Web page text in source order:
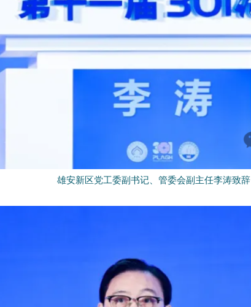
雄安新区党工委副书记、管委会副主任李涛致辞